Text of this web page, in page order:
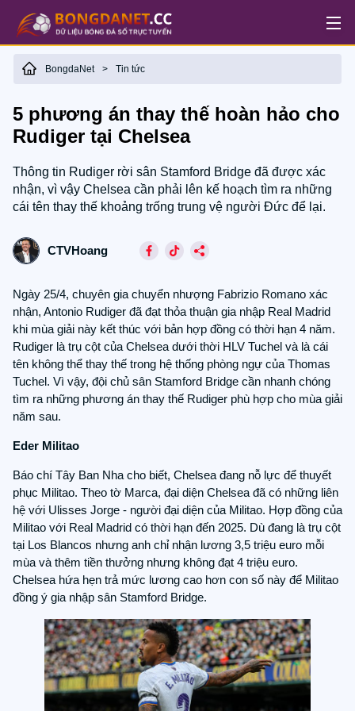
BongdaNet > Tin tức
5 phương án thay thế hoàn hảo cho
Rudiger tại Chelsea
Thông tin Rudiger rời sân Stamford Bridge đã được xác
nhận, vì vậy Chelsea cần phải lên kế hoạch tìm ra những
cái tên thay thế khoảng trống trung vệ người Đức để lại.
CTVHoang
Ngày 25/4, chuyên gia chuyển nhượng Fabrizio Romano xác
nhận, Antonio Rudiger đã đạt thỏa thuận gia nhập Real Madrid
khi mùa giải này kết thúc với bản hợp đồng có thời hạn 4 năm.
Rudiger là trụ cột của Chelsea dưới thời HLV Tuchel và là cái
tên không thể thay thế trong hệ thống phòng ngự của Thomas
Tuchel. Vì vậy, đội chủ sân Stamford Bridge cần nhanh chóng
tìm ra những phương án thay thế Rudiger phù hợp cho mùa giải
năm sau.
Eder Militao
Báo chí Tây Ban Nha cho biết, Chelsea đang nỗ lực để thuyết
phục Militao. Theo tờ Marca, đại diện Chelsea đã có những liên
hệ với Ulisses Jorge - người đại diện của Militao. Hợp đồng
của Militao với Real Madrid có thời hạn đến 2025. Dù đang là
trụ cột tại Los Blancos nhưng anh chỉ nhận lương 3,5 triệu euro
mỗi mùa và thêm tiền thưởng nhưng không đạt 4 triệu euro.
Chelsea hứa hẹn trả mức lương cao hơn con số này để Militao
đồng ý gia nhập sân Stamford Bridge.